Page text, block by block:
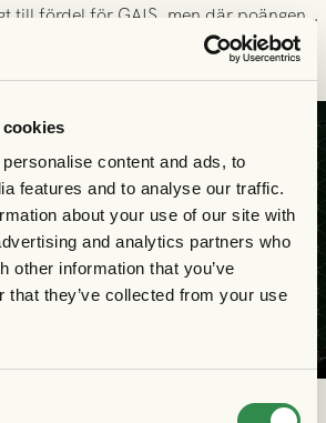
content and ads, to
features and to analyse our traffic.
about your use of our site with
and analytics partners who
other information that you’ve
that they’ve collected from your use
till fördel för GAIS, men där poängen
på tilläggstid.